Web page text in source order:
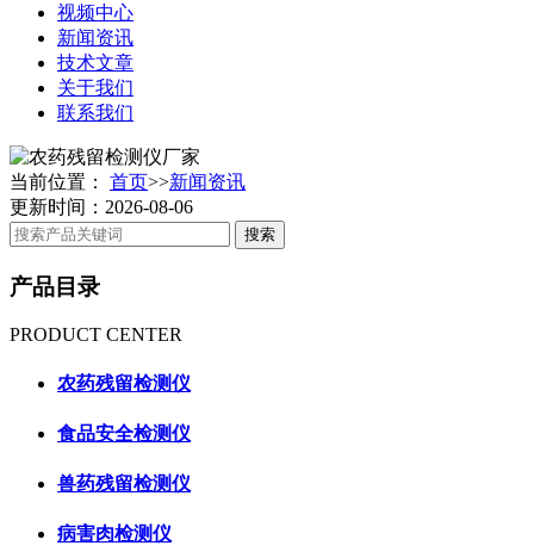
视频中心
新闻资讯
技术文章
关于我们
联系我们
当前位置： 首页>>新闻资讯
更新时间：2026-08-06
产品目录
PRODUCT CENTER
农药残留检测仪
食品安全检测仪
兽药残留检测仪
病害肉检测仪